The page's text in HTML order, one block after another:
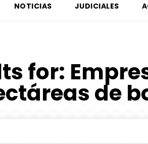
NOTICIAS JUDICIALES
for:
de